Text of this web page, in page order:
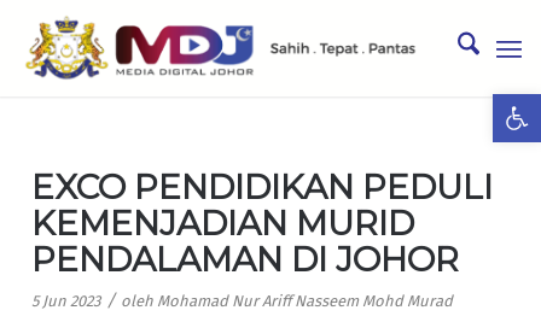
EXCO PENDIDIKAN PEDULI
KEMENJADIAN MURID
PENDALAMAN DI JOHOR
5 Jun 2023 / oleh Mohamad Nur Ariff Nasseem Mohd Murad